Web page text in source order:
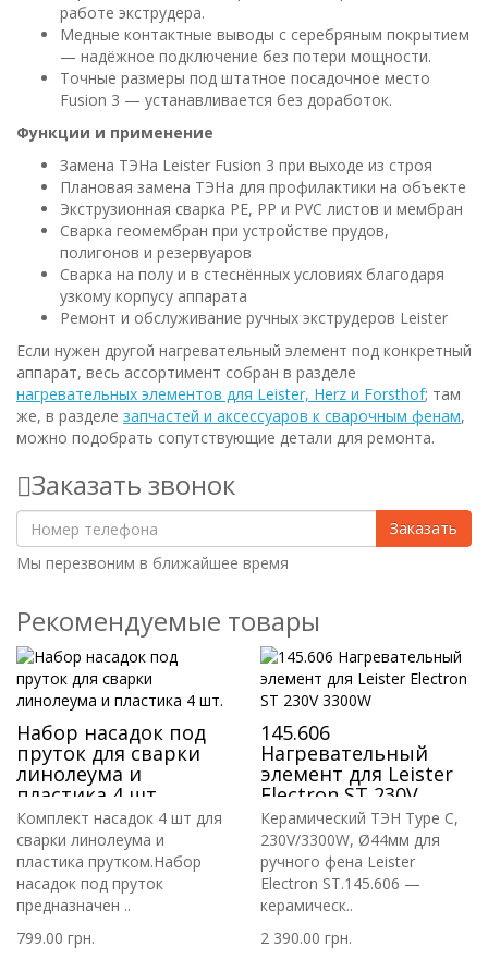
работе экструдера.
Медные контактные выводы с серебряным покрытием
— надёжное подключение без потери мощности.
Точные размеры под штатное посадочное место
Fusion 3 — устанавливается без доработок.
Функции и применение
Замена ТЭНа Leister Fusion 3 при выходе из строя
Плановая замена ТЭНа для профилактики на объекте
Экструзионная сварка PE, PP и PVC листов и мембран
Сварка геомембран при устройстве прудов,
полигонов и резервуаров
Сварка на полу и в стеснённых условиях благодаря
узкому корпусу аппарата
Ремонт и обслуживание ручных экструдеров Leister
Если нужен другой нагревательный элемент под конкретный
аппарат, весь ассортимент собран в разделе
нагревательных элементов для Leister, Herz и Forsthof; там
же, в разделе запчастей и аксессуаров к сварочным фенам,
можно подобрать сопутствующие детали для ремонта.
Заказать звонок
Заказать
Мы перезвоним в ближайшее время
Рекомендуемые товары
Набор насадок под
пруток для сварки
линолеума и
пластика 4 шт.
Комплект насадок 4 шт для
сварки линолеума и
пластика прутком.Набор
насадок под пруток
предназначен ..
799.00 грн.
145.606
Нагревательный
элемент для Leister
Electron ST 230V
3300W
Керамический ТЭН Type C,
230V/3300W, Ø44мм для
ручного фена Leister
Electron ST.145.606 —
керамическ..
2 390.00 грн.